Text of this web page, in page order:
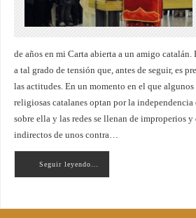
de años en mi Carta abierta a un amigo
a tal grado de tensión que, antes de seguir, es
las actitudes. En un momento en el que
religiosas catalanes optan por la
sobre ella y las redes se llenan de improperios y
indirectos de unos contra…
Seguir leyendo…